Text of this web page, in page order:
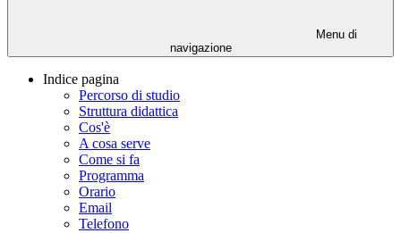
Menu di
navigazione
Indice pagina
Percorso di studio
Struttura didattica
Cos'è
A cosa serve
Come si fa
Programma
Orario
Email
Telefono